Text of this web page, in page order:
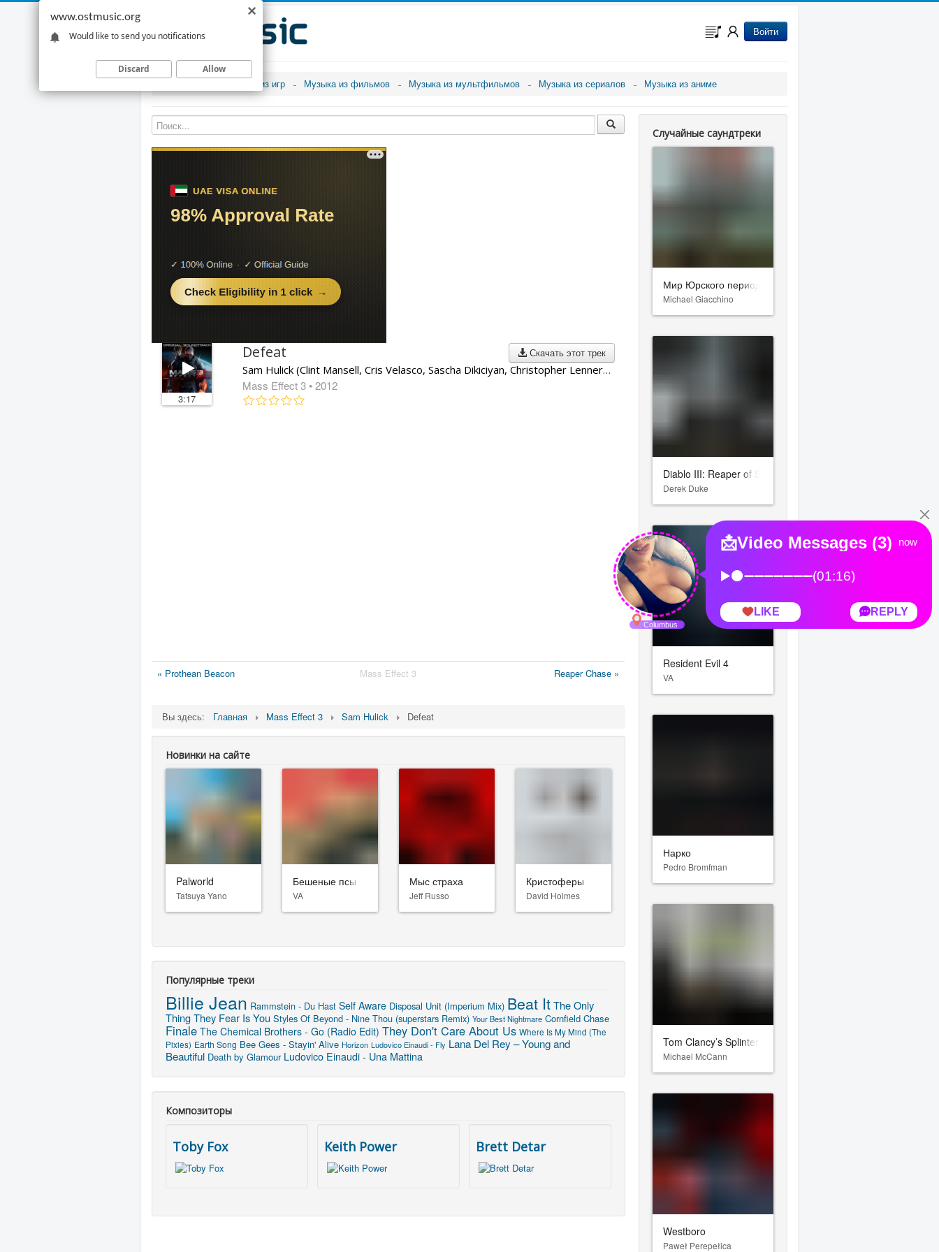
Войти
Музыка из игр Музыка из фильмов Музыка из мультфильмов Музыка из сериалов Музыка из аниме
3:17
Скачать этот трек
Defeat
Sam Hulick (Clint Mansell, Cris Velasco, Sascha Dikiciyan, Christopher Lennertz)
Mass Effect 3 • 2012
« Prothean Beacon Mass Effect 3 Reaper Chase »
Вы здесь: Главная Mass Effect 3 Sam Hulick Defeat
Новинки на сайте
Palworld
Tatsuya Yano
Бешеные псы
VA
Мыс страха
Jeff Russo
Кристоферы
David Holmes
Популярные треки
Billie Jean Rammstein - Du Hast Self Aware Disposal Unit (Imperium Mix) Beat ItThe Only
Thing They Fear Is You Styles Of Beyond - Nine Thou (superstars Remix) Your Best Nightmare Cornfield Chase
Finale The Chemical Brothers - Go (Radio Edit) They Don't Care About Us Where Is My Mind (The
Pixies) Earth Song Bee Gees - Stayin' Alive Horizon Ludovico Einaudi - Fly Lana Del Rey – Young and
Beautiful Death by Glamour Ludovico Einaudi - Una Mattina
Композиторы
Toby Fox Keith Power Brett Detar
Случайные саундтреки
Мир Юрского периода 2
Michael Giacchino
Diablo III: Reaper of Souls
Derek Duke
Resident Evil 4
VA
Нарко
Pedro Bromfman
Tom Clancy’s Splinter Cell: Double Agent
Michael McCann
Westboro
Paweł Perepełica
www.ostmusic.org
Would like to send you notifications
Discard Allow